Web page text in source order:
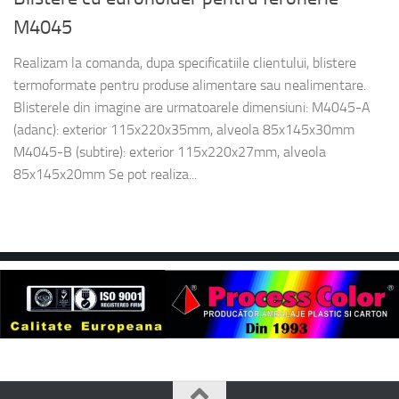
M4045
Realizam la comanda, dupa specificatiile clientului, blistere
termoformate pentru produse alimentare sau nealimentare.
Blisterele din imagine are urmatoarele dimensiuni: M4045-A
(adanc): exterior 115x220x35mm, alveola 85x145x30mm
M4045-B (subtire): exterior 115x220x27mm, alveola
85x145x20mm Se pot realiza...